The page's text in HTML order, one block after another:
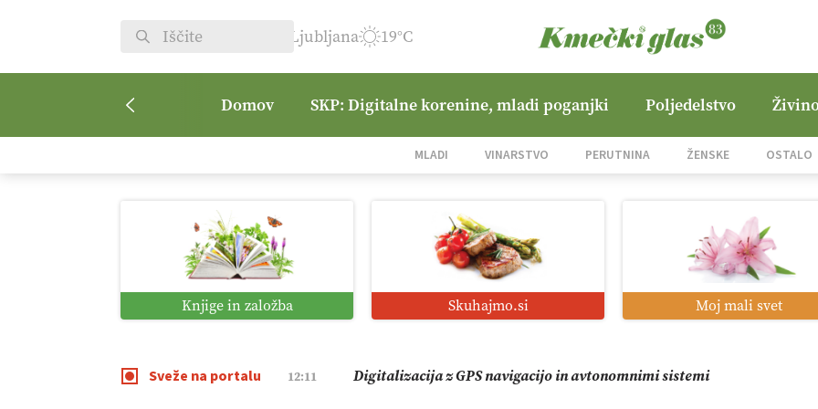
Ljubljana 19°C
Domov SKP: Digitalne korenine, mladi poganjki Poljedelstvo
MLADI VINARSTVO PERUTNINA ŽENSKE OSTALO
Knjige in založba Skuhajmo.si Moj mali svet
Sveže na portalu
08:50 Vrt Dvorjane Hills
01:38 Digitalno od satelita do prašičjega korita
12:11 Digitalizacija z GPS navigacijo in avtonomnimi sistemi
09:09 Pomagajmo družini Bregar po uničujočem požaru